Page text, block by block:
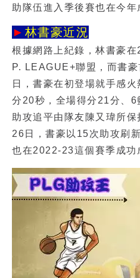
助隊伍進入季後賽也在今年
► 林書豪近況
根據網路上紀錄， 林書豪在
P. LEAGUE+聯盟，而書
日，書豪在初登場就手感
分20秒，全場得分21分、
助攻追平由隊友陳又瑋所
26日，書豪以15次助攻刷
也在2022-23這個賽季成功